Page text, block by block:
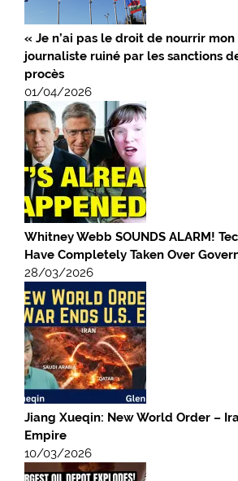
« Je n’ai pas le droit de nourrir
journaliste ruiné par les sanctions
procès
01/04/2026
Whitney Webb SOUNDS ALARM!
Have Completely Taken Over
28/03/2026
Jiang Xueqin: New World Order –
Empire
10/03/2026